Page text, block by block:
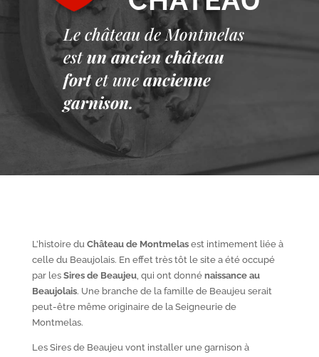
Le château de Montmelas
est un ancien château
fort et une ancienne
garnison.
L’histoire duChâteau de Montmelasest intimement liée à
celle du Beaujolais. En effet très tôt le site a été occupé
par les Sires de Beaujeu, qui ont donné naissance au
Beaujolais. Une branche de la famille de Beaujeu serait
peut-être même originaire de la Seigneurie de
Montmelas.
Les Sires de Beaujeu vont installer une garnison à